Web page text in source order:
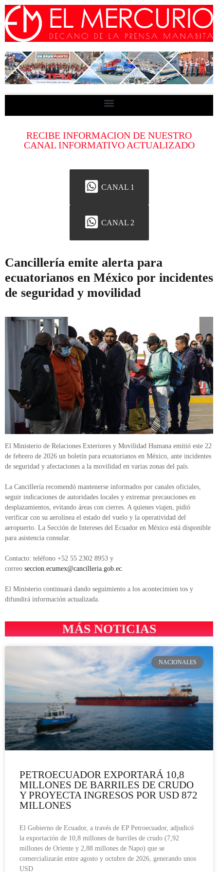
RECIBE INFORMACION DE NUESTRO
CANAL INFORMATIVO ACTUALIZADO
CANAL 1
CANAL 2
Cancillería emite alerta para
ecuatorianos en México por incidentes
de seguridad y movilidad
El Ministerio de Relaciones Exteriores y Movilidad Humana emitió este 22
de febrero de 2026 un boletín para ecuatorianos en México, ante incidentes
de seguridad y afectaciones a la movilidad en varias zonas del país.
La Cancillería recomendó mantenerse informados por canales oficiales,
seguir indicaciones de autoridades locales y extremar precauciones en
desplazamientos, evitando áreas con cierres. A quienes viajen, pidió
verificar con su aerolínea el estado del vuelo y la operatividad del
aeropuerto. La Sección de Intereses del Ecuador en México está disponible
para asistencia consular.
Contacto: teléfono +52 55 2302 8953 y
correo seccion.ecumex@cancilleria.gob.ec.
El Ministerio continuará dando seguimiento a los acontecimien tos y
difundirá información actualizada.
MÁS NOTICIAS
NACIONALES
PETROECUADOR EXPORTARÁ 10,8
MILLONES DE BARRILES DE CRUDO
Y PROYECTA INGRESOS POR USD 872
MILLONES
El Gobierno de Ecuador, a través de EP Petroecuador, adjudicó
la exportación de 10,8 millones de barriles de crudo (7,92
millones de Oriente y 2,88 millones de Napo) que se
comercializarán entre agosto y octubre de 2026, generando unos
USD